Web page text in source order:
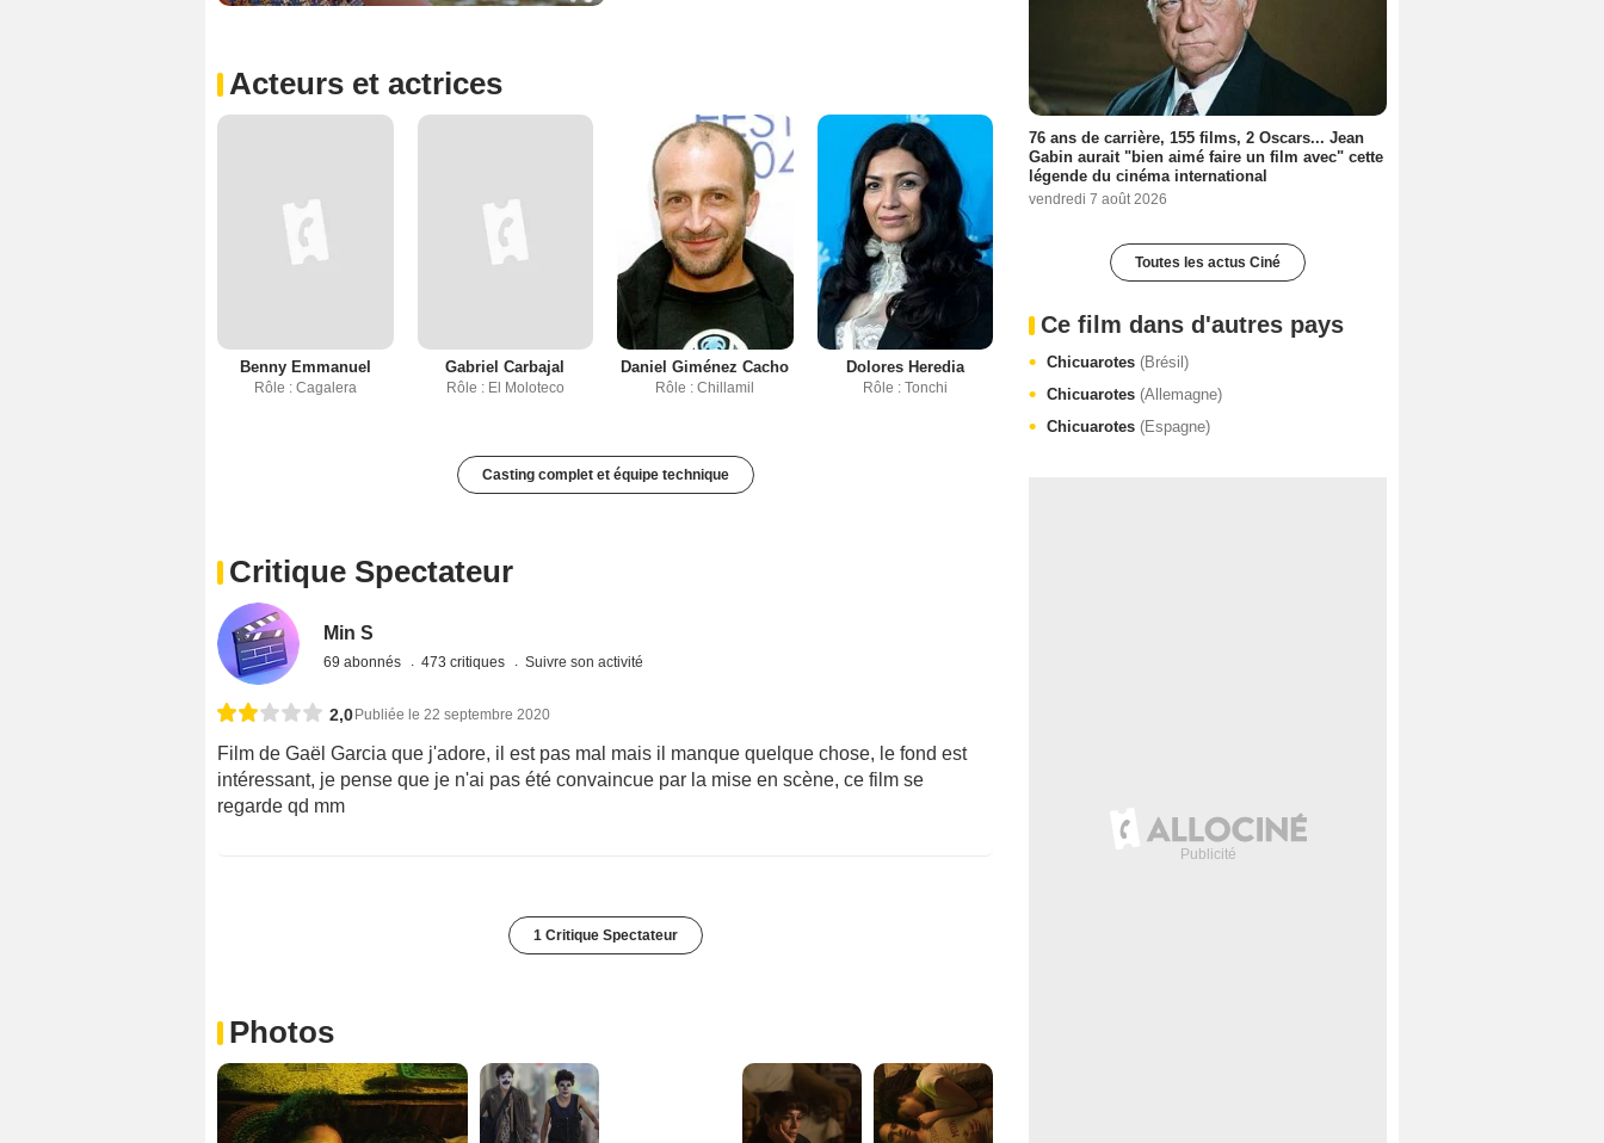
Acteurs et actrices
Benny Emmanuel
Rôle : Cagalera
Gabriel Carbajal
Rôle : El Moloteco
Daniel Giménez Cacho
Rôle : Chillamil
Dolores Heredia
Rôle : Tonchi
Casting complet et équipe technique
Critique Spectateur
Min S
69 abonnés 473 critiques Suivre son activité
2,0 Publiée le 22 septembre 2020
Film de Gaël Garcia que j'adore, il est pas mal mais il manque quelque chose, le fond est
intéressant, je pense que je n'ai pas été convaincue par la mise en scène, ce film se
regarde qd mm
1 Critique Spectateur
Photos
76 ans de carrière, 155 films, 2 Oscars... Jean
Gabin aurait "bien aimé faire un film avec" cette
légende du cinéma international
vendredi 7 août 2026
Toutes les actus Ciné
Ce film dans d'autres pays
Chicuarotes (Brésil)
Chicuarotes (Allemagne)
Chicuarotes (Espagne)